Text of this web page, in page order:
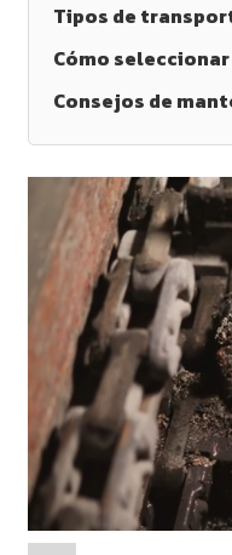
Tipos de
Cómo
Consejos de